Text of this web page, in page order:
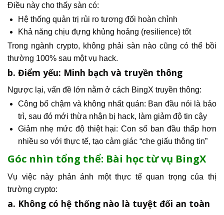
Điều này cho thấy sàn có:
Hệ thống quản trị rủi ro tương đối hoàn chỉnh
Khả năng chịu đựng khủng hoảng (resilience) tốt
Trong ngành crypto, không phải sàn nào cũng có thể bồi
thường 100% sau một vụ hack.
b. Điểm yếu: Minh bạch và truyền thông
Ngược lại, vấn đề lớn nằm ở cách BingX truyền thông:
Công bố chậm và không nhất quán: Ban đầu nói là bảo
trì, sau đó mới thừa nhận bị hack, làm giảm độ tin cậy
Giảm nhẹ mức độ thiệt hại: Con số ban đầu thấp hơn
nhiều so với thực tế, tạo cảm giác “che giấu thông tin”
Góc nhìn tổng thể: Bài học từ vụ BingX
Vụ việc này phản ánh một thực tế quan trọng của thị
trường crypto:
a. Không có hệ thống nào là tuyệt đối an toàn